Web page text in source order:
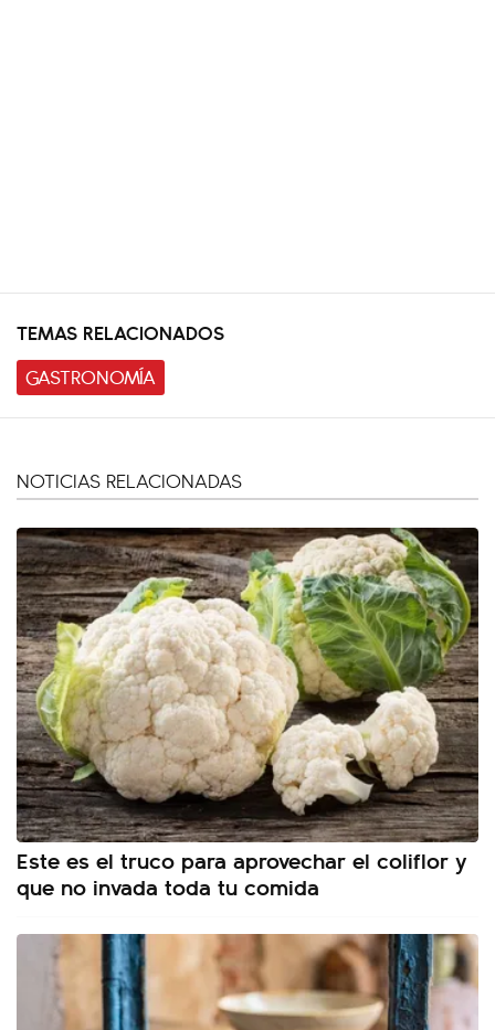
TEMAS RELACIONADOS
GASTRONOMÍA
NOTICIAS RELACIONADAS
Este es el truco para aprovechar el coliflor y
que no invada toda tu comida